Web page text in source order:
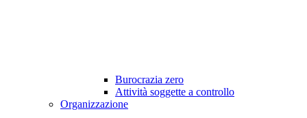
Burocrazia zero
Attività soggette a controllo
Organizzazione